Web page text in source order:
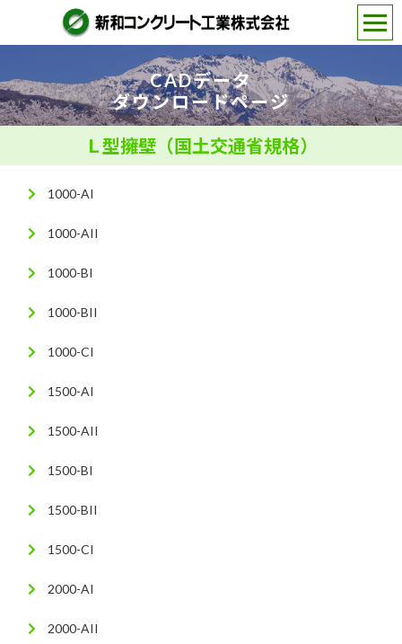
CADデータ
ダウンロードページ
Ｌ型擁壁（国土交通省規格）
1000-AI
1000-AII
1000-BI
1000-BII
1000-CI
1500-AI
1500-AII
1500-BI
1500-BII
1500-CI
2000-AI
2000-AII